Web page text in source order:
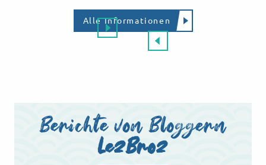
Alle Informationen
Berichte von Bloggern
LezBroz